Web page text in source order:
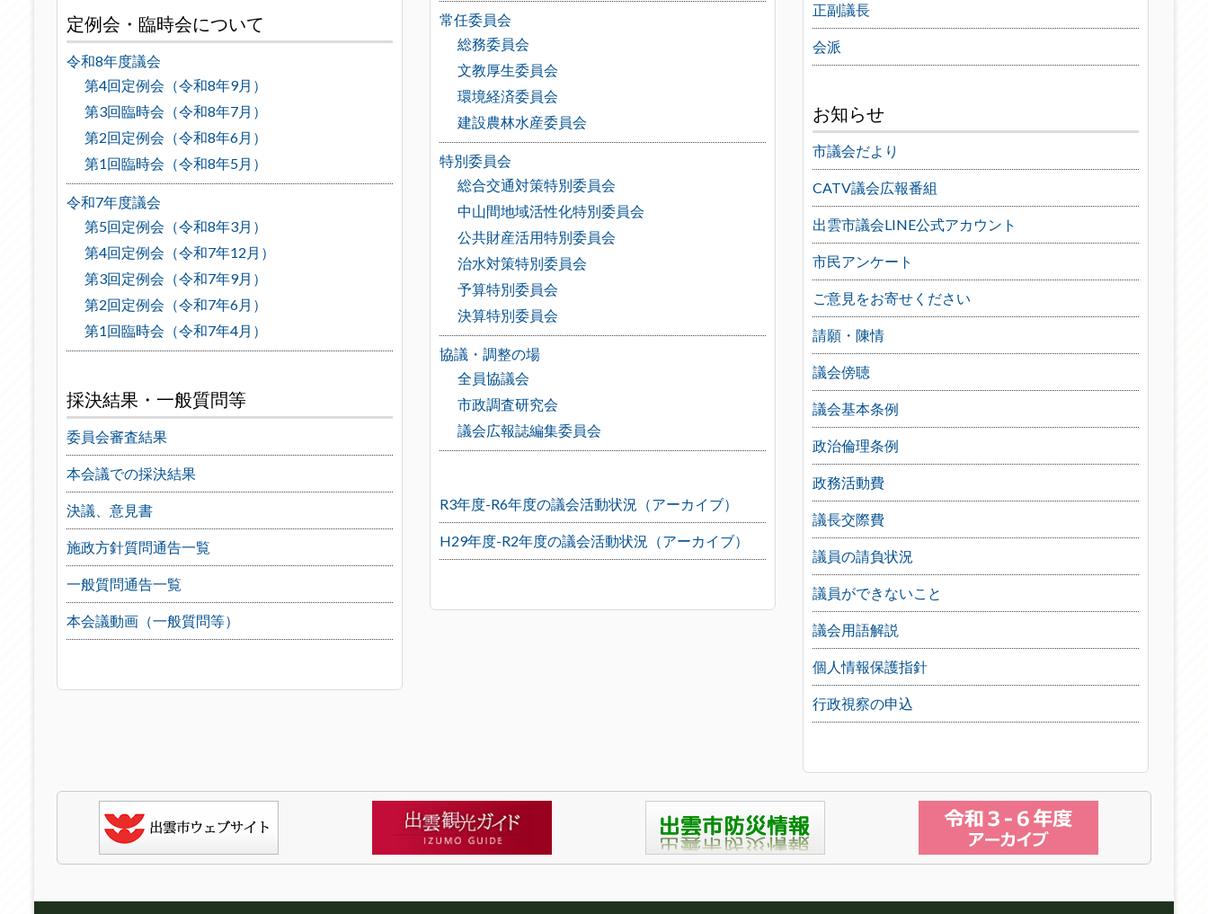
定例会・臨時会について
令和8年度議会
第4回定例会（令和8年9月）
第3回臨時会（令和8年7月）
第2回定例会（令和8年6月）
第1回臨時会（令和8年5月）
令和7年度議会
第5回定例会（令和8年3月）
第4回定例会（令和7年12月）
第3回定例会（令和7年9月）
第2回定例会（令和7年6月）
第1回臨時会（令和7年4月）
採決結果・一般質問等
委員会審査結果
本会議での採決結果
決議、意見書
施政方針質問通告一覧
一般質問通告一覧
本会議動画（一般質問等）
常任委員会
総務委員会
文教厚生委員会
環境経済委員会
建設農林水産委員会
特別委員会
総合交通対策特別委員会
中山間地域活性化特別委員会
公共財産活用特別委員会
治水対策特別委員会
予算特別委員会
決算特別委員会
協議・調整の場
全員協議会
市政調査研究会
議会広報誌編集委員会
R3年度-R6年度の議会活動状況（アーカイブ）
H29年度-R2年度の議会活動状況（アーカイブ）
正副議長
会派
お知らせ
市議会だより
CATV議会広報番組
出雲市議会LINE公式アカウント
市民アンケート
ご意見をお寄せください
請願・陳情
議会傍聴
議会基本条例
政治倫理条例
政務活動費
議長交際費
議員の請負状況
議員ができないこと
議会用語解説
個人情報保護指針
行政視察の申込